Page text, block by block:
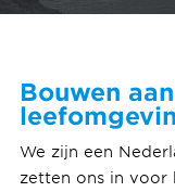
Bouwen
We zijn een
zetten ons in voor